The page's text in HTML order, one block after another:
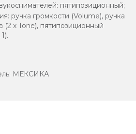
пятипозиционный;
ручка громкости (Volume), ручка
(2 х Tone), пятипозиционный
МЕКСИКА